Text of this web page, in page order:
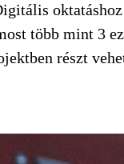
oktatáshoz
több mint 3
részt